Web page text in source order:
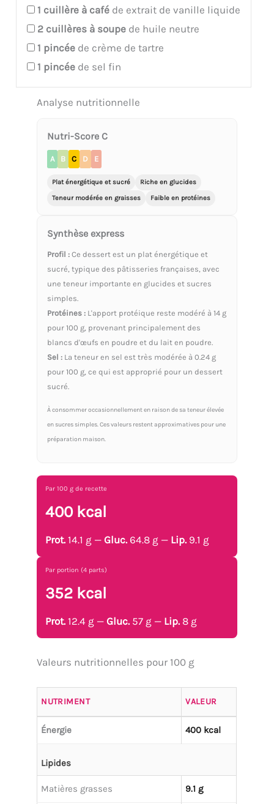
1 cuillère à café de extrait de vanille liquide
2 cuillères à soupe de huile neutre
1 pincée de crème de tartre
1 pincée de sel fin
Analyse nutritionnelle
Nutri-Score C
A B C D E
Plat énergétique et sucré
Riche en glucides
Teneur modérée en graisses
Faible en protéines
Synthèse express
Profil : Ce dessert est un plat énergétique et
sucré, typique des pâtisseries françaises, avec
une teneur importante en glucides et sucres
simples.
Protéines : L'apport protéique reste modéré à 14 g
pour 100 g, provenant principalement des
blancs d'œufs en poudre et du lait en poudre.
Sel : La teneur en sel est très modérée à 0.24 g
pour 100 g, ce qui est approprié pour un dessert
sucré.
À consommer occasionnellement en raison de sa teneur élevée
en sucres simples. Ces valeurs restent approximatives pour une
préparation maison.
Par 100 g de recette
400 kcal
Prot.14.1 g —Gluc.64.8 g — Lip.9.1 g
Par portion (4 parts)
352 kcal
Prot.12.4 g —Gluc.57 g — Lip.8 g
Valeurs nutritionnelles pour 100 g
NUTRIMENT VALEUR
Énergie 400 kcal
Lipides
Matières grasses 9.1 g